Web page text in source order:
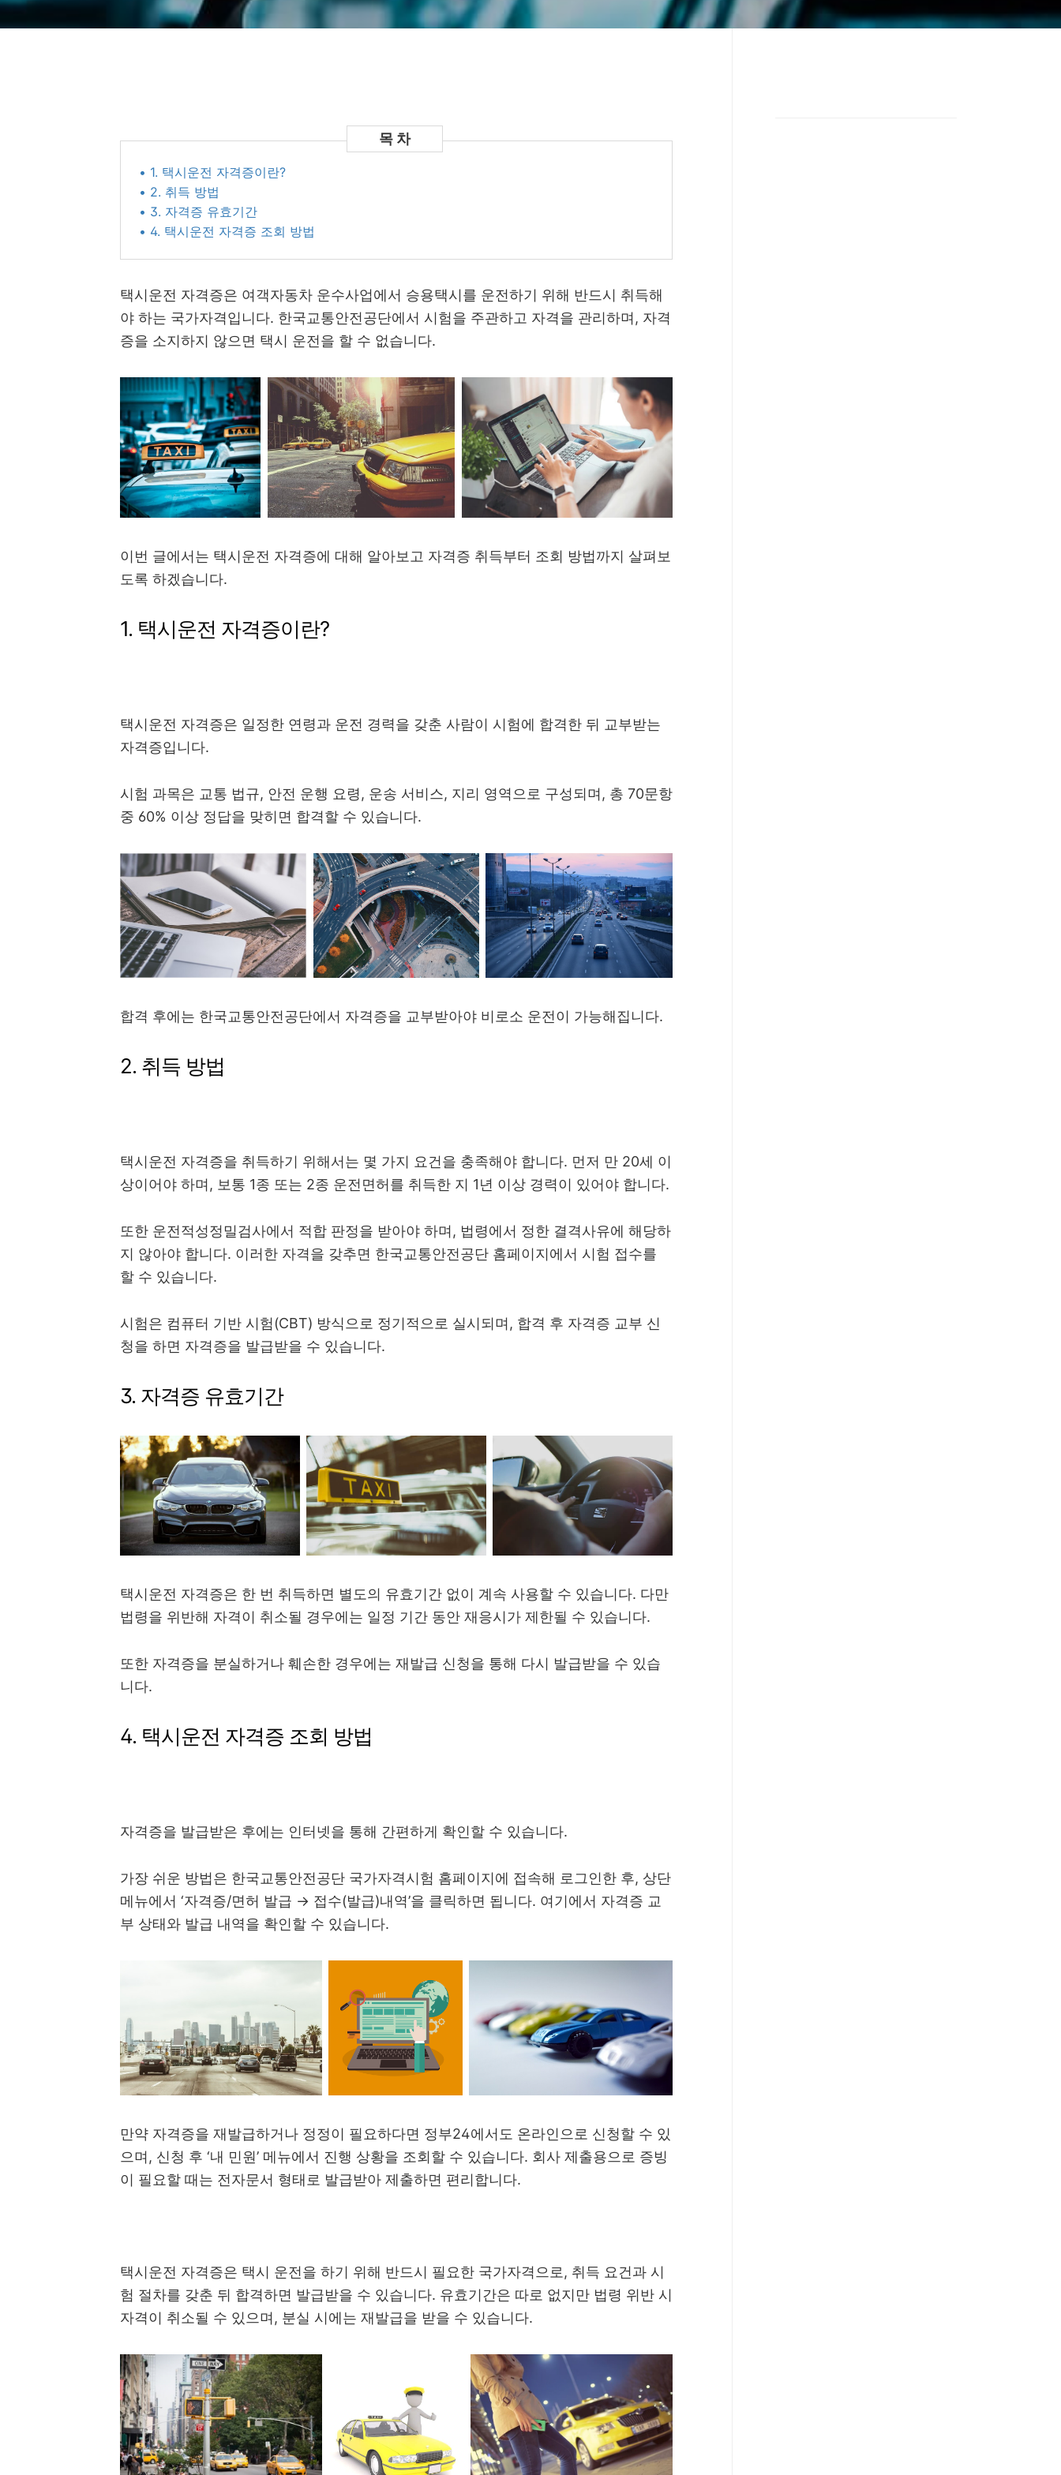
• 1. 택시운전 자격증이란?
• 2. 취득 방법
• 3. 자격증 유효기간
• 4. 택시운전 자격증 조회 방법
택시운전 자격증은 여객자동차 운수사업에서 승용택시를 운전하기 위해 반드시 취득해
야 하는 국가자격입니다. 한국교통안전공단에서 시험을 주관하고 자격을 관리하며, 자격
증을 소지하지 않으면 택시 운전을 할 수 없습니다.
이번 글에서는 택시운전 자격증에 대해 알아보고 자격증 취득부터 조회 방법까지 살펴보
도록 하겠습니다.
1. 택시운전 자격증이란?
택시운전 자격증은 일정한 연령과 운전 경력을 갖춘 사람이 시험에 합격한 뒤 교부받는
자격증입니다.
시험 과목은 교통 법규, 안전 운행 요령, 운송 서비스, 지리 영역으로 구성되며, 총 70문항
중 60% 이상 정답을 맞히면 합격할 수 있습니다.
합격 후에는 한국교통안전공단에서 자격증을 교부받아야 비로소 운전이 가능해집니다.
2. 취득 방법
택시운전 자격증을 취득하기 위해서는 몇 가지 요건을 충족해야 합니다. 먼저 만 20세 이
상이어야 하며, 보통 1종 또는 2종 운전면허를 취득한 지 1년 이상 경력이 있어야 합니다.
또한 운전적성정밀검사에서 적합 판정을 받아야 하며, 법령에서 정한 결격사유에 해당하
지 않아야 합니다. 이러한 자격을 갖추면 한국교통안전공단 홈페이지에서 시험 접수를
할 수 있습니다.
시험은 컴퓨터 기반 시험(CBT) 방식으로 정기적으로 실시되며, 합격 후 자격증 교부 신
청을 하면 자격증을 발급받을 수 있습니다.
3. 자격증 유효기간
택시운전 자격증은 한 번 취득하면 별도의 유효기간 없이 계속 사용할 수 있습니다. 다만
법령을 위반해 자격이 취소될 경우에는 일정 기간 동안 재응시가 제한될 수 있습니다.
또한 자격증을 분실하거나 훼손한 경우에는 재발급 신청을 통해 다시 발급받을 수 있습
니다.
4. 택시운전 자격증 조회 방법
자격증을 발급받은 후에는 인터넷을 통해 간편하게 확인할 수 있습니다.
가장 쉬운 방법은 한국교통안전공단 국가자격시험 홈페이지에 접속해 로그인한 후, 상단
메뉴에서 ‘자격증/면허 발급 → 접수(발급)내역’을 클릭하면 됩니다. 여기에서 자격증 교
부 상태와 발급 내역을 확인할 수 있습니다.
만약 자격증을 재발급하거나 정정이 필요하다면 정부24에서도 온라인으로 신청할 수 있
으며, 신청 후 ‘내 민원’ 메뉴에서 진행 상황을 조회할 수 있습니다. 회사 제출용으로 증빙
이 필요할 때는 전자문서 형태로 발급받아 제출하면 편리합니다.
택시운전 자격증은 택시 운전을 하기 위해 반드시 필요한 국가자격으로, 취득 요건과 시
험 절차를 갖춘 뒤 합격하면 발급받을 수 있습니다. 유효기간은 따로 없지만 법령 위반 시
자격이 취소될 수 있으며, 분실 시에는 재발급을 받을 수 있습니다.